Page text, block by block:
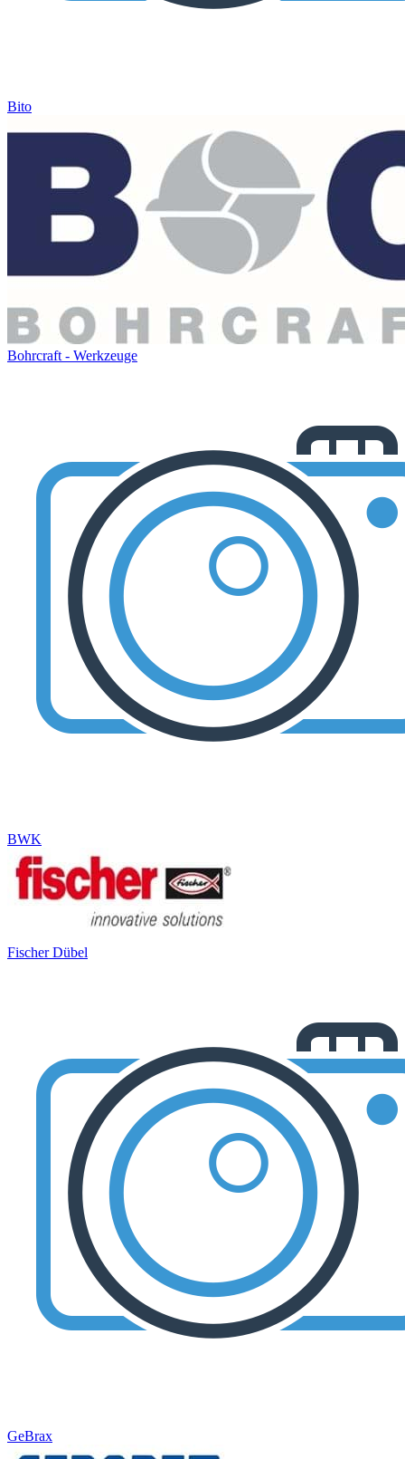
Bito
Bohrcraft - Werkzeuge
BWK
Fischer Dübel
GeBrax